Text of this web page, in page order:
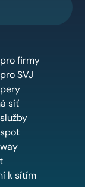
firmy
SVJ
síť
k sítím